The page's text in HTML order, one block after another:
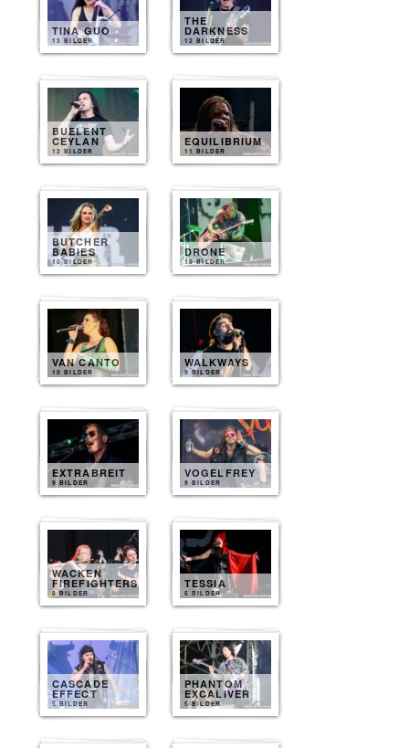
TINA GUO
13 BILDER
THE
DARKNESS
12 BILDER
BUELENT
CEYLAN
12 BILDER
EQUILIBRIUM
11 BILDER
BUTCHER
BABIES
10 BILDER
DRONE
10 BILDER
VAN CANTO
10 BILDER
WALKWAYS
9 BILDER
EXTRABREIT
9 BILDER
VOGELFREY
9 BILDER
WACKEN
FIREFIGHTERS
8 BILDER
TESSIA
5 BILDER
CASCADE
EFFECT
5 BILDER
PHANTOM
EXCALIVER
5 BILDER